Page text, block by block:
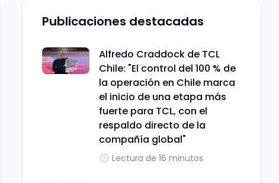
Publicaciones destacadas
Alfredo Craddock de TCL
Chile: "El control del 100 % de
la operación en Chile marca
el inicio de una etapa más
fuerte para TCL, con el
respaldo directo de la
compañía global"
Lectura de 16 minutos